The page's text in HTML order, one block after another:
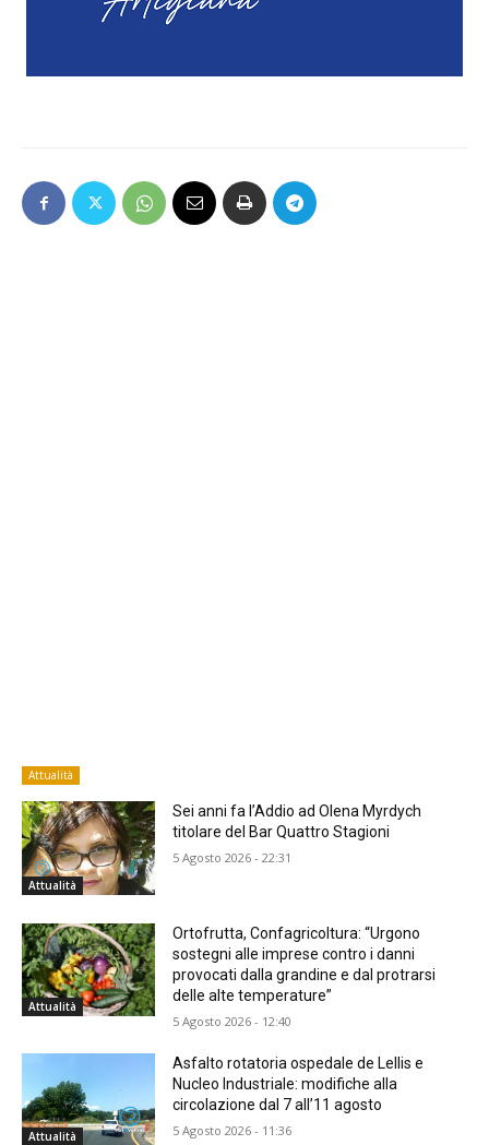
Attualità
Attualità
Sei anni fa l’Addio ad Olena Myrdych
titolare del Bar Quattro Stagioni
5 Agosto 2026 - 22:31
Attualità
Ortofrutta, Confagricoltura: “Urgono
sostegni alle imprese contro i danni
provocati dalla grandine e dal protrarsi
delle alte temperature”
5 Agosto 2026 - 12:40
Attualità
Asfalto rotatoria ospedale de Lellis e
Nucleo Industriale: modifiche alla
circolazione dal 7 all’11 agosto
5 Agosto 2026 - 11:36